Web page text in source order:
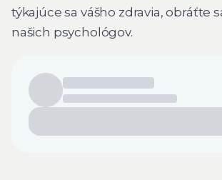
týkajúce sa vášho zdravia, obráťte
našich psychológov.